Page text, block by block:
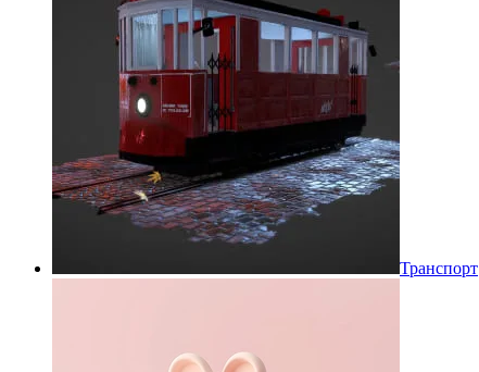
Транспорт